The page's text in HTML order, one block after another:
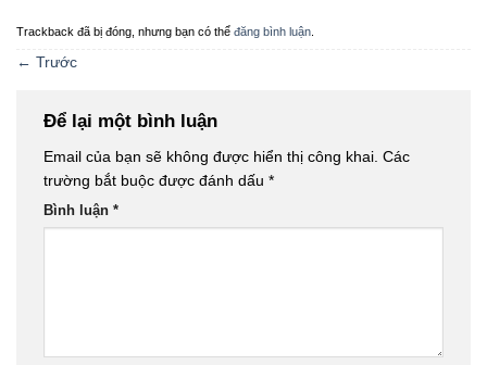
Trackback đã bị đóng, nhưng bạn có thể đăng bình luận
← Trước
Để lại một bình luận
Email của bạn sẽ không được hiển thị công khai. Các
trường bắt buộc được đánh dấu *
Bình luận *